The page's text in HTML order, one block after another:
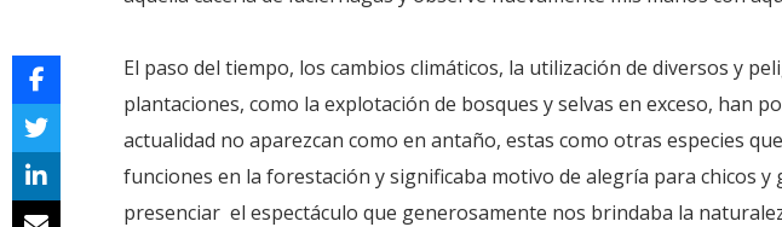
El paso del tiempo, los cambios climáticos, la utilización de diversos y
plantaciones, como la explotación de bosques y selvas en exceso, han
actualidad no aparezcan como en antaño, estas como otras especies
funciones en la forestación y significaba motivo de alegría para chicos y
presenciar el espectáculo que generosamente nos brindaba la